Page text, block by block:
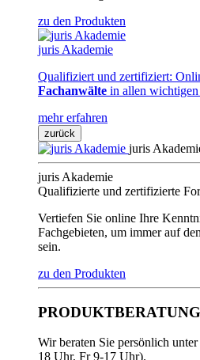
zu den Produkten
juris Akademie
Qualifiziert und zertifiziert:
Fachanwälte in allen wichtigen
mehr erfahren
zurück
juris
juris Akademie
Qualifizierte und zertifizierte
Vertiefen Sie online Ihre
Fachgebieten, um immer auf
sein.
zu den Produkten
PRODUKTBERATUNG
Wir beraten Sie persönlich unter
18 Uhr, Fr 9-17 Uhr).